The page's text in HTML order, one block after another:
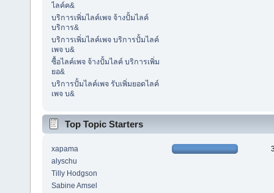
ไลค์ค&
บริการเพิ่มไลค์เพจ จ้างปั้มไลค์
บริการ&
บริการเพิ่มไลค์เพจ บริการปั้มไลค์
เพจ บ&
ซื้อไลค์เพจ จ้างปั้มไลค์ บริการเพิ่ม
ยอ&
บริการปั้มไลค์เพจ รับเพิ่มยอดไลค์
เพจ บ&
Top Topic Starters
xapama
alyschu
Tilly Hodgson
Sabine Amsel